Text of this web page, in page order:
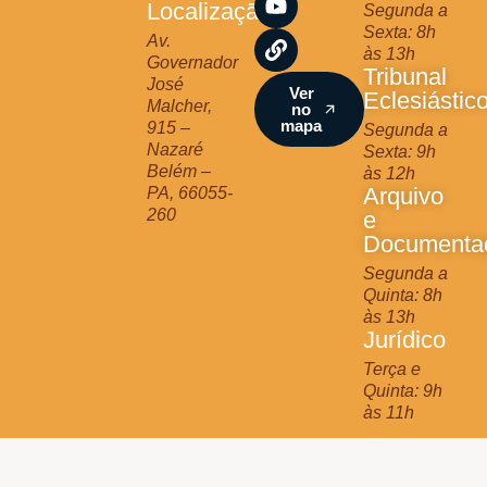
Localização
Av.
Governador
José
Malcher,
915 –
Nazaré
Belém –
PA, 66055-
260
g
r
a
m
o
o
k
b
e
Ver
no
mapa
Segunda a
Sexta: 8h
às 13h
Tribunal
Segunda a
Sexta: 9h
às 12h
Arquivo
e
Segunda a
Quinta: 8h
às 13h
Jurídico
Terça e
Quinta: 9h
às 11h